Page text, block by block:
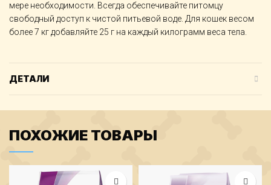
мере необходимости. Всегда обеспечивайте питомцу
свободный доступ к чистой питьевой воде. Для кошек весом
более 7 кг добавляйте 25 г на каждый килограмм веса тела.
ДЕТАЛИ
ПОХОЖИЕ ТОВАРЫ